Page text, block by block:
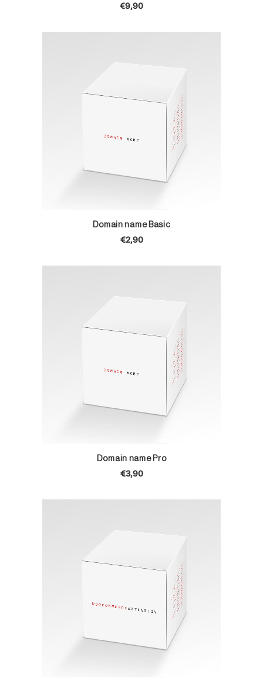
€9,90
TOEVOEGEN AAN WINKELWAGEN
Domain name Basic
€2,90
TOEVOEGEN AAN WINKELWAGEN
Domain name Pro
€3,90